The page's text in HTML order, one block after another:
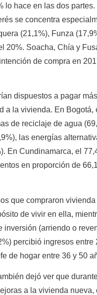
lo hace en las dos
se concentra
(21,1%), Funza
20%. Soacha, Chía y
de compra en
dispuestos a pagar
a la vivienda. En Bogotá,
de reciclaje de agua
las energías
En Cundinamarca, el
en proporción de
que compraron
de vivir en ella,
inversión (arriendo o
percibió ingresos
de hogar entre 36 y 50
dejó ver que
a la vivienda nueva,